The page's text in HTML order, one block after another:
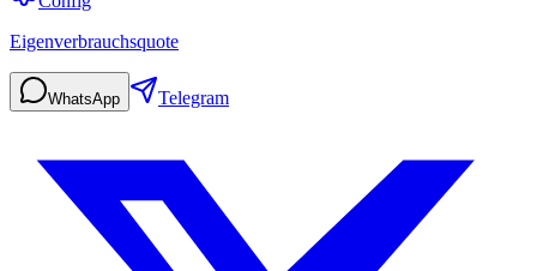
Eigenverbrauchsquote
WhatsApp Telegram